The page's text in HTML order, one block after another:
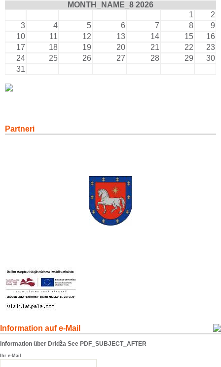
MONTH_NAME_8 2026
1
2
3
4 5 6 7 8
9
10
11 12 13 14 15
16
17
18 19 20 21 22
23
24
25 26 27 28 29
30
31
Partneri
Information auf e-Mail
Information über Dridža See PDF_SUBJECT_AFTER
Ihr e-Mail